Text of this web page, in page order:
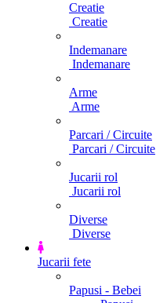
Creatie
Creatie
Indemanare
Indemanare
Arme
Arme
Parcari / Circuite
Parcari / Circuite
Jucarii rol
Jucarii rol
Diverse
Diverse
Jucarii fete
Papusi - Bebei